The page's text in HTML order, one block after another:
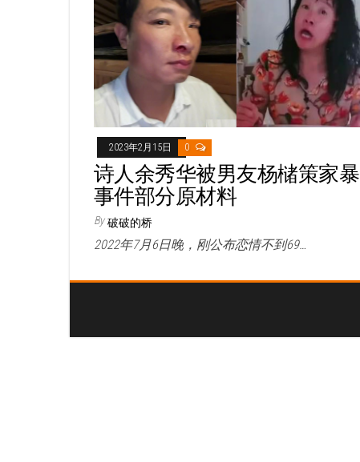
2023年2月15日 0
诗人余秀华被男友杨槠策家暴
事件部分原材料
By 破破的桥
2022年7月6日晚，刚公布恋情不到69…